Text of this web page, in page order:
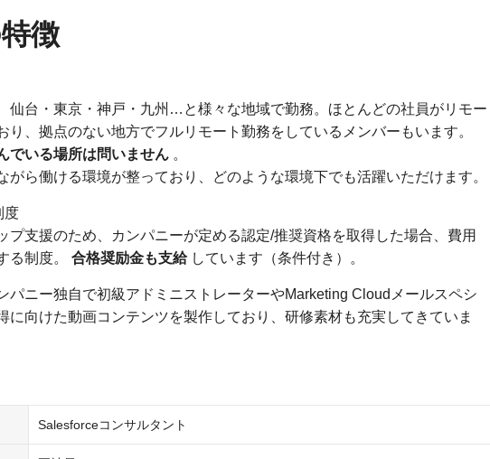
徴
仙台・東京・神戸・九州…と様々な地域で勤務。ほとんどの社員がリモー
り、拠点のない地方でフルリモート勤務をしているメンバーもいます。
でいる場所は問いません 。
がら働ける環境が整っており、どのような環境下でも活躍いただけます。
度
プ支援のため、カンパニーが定める認定/推奨資格を取得した場合、費用
る制度。 合格奨励金も支給しています（条件付き）。
パニー独自で初級アドミニストレーターやMarketing Cloudメールスペシ
に向けた動画コンテンツを製作しており、研修素材も充実してきていま
Salesforceコンサルタント